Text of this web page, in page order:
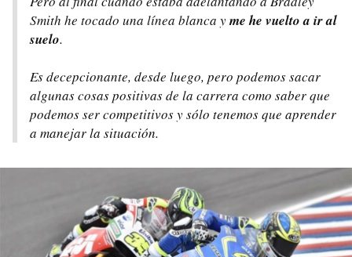
Smith he tocado una línea blanca yme he vuelto a ir al
suelo.
Es decepcionante, desde luego, pero podemos sacar
algunas cosas positivas de la carrera como saber que
podemos ser competitivos y sólo tenemos que aprender
a manejar la situación.